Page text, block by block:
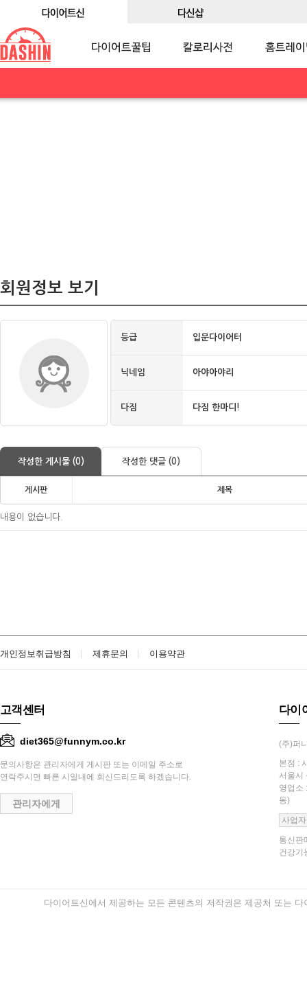
회원정보 보기
등급 입문다이어터
닉네임 아야아야리
다짐 다짐 한마디!
작성한 게시물 (0) 작성한 댓글 (0)
게시판 제목
내용이 없습니다.
개인정보취급방침 제휴문의 이용약관
고객센터
diet365@funnym.co.kr
문의사항은 관리자에게 게시판 또는 이메일 주소로
연락주시면 빠른 시일내에 회신드리도록 하겠습니다.
관리자에게
다이
(주)퍼
본점 :
서울시
영업소
동)
사업
통신판
건강기
다이어트신에서 제공하는 모든 콘텐츠의 저작권은 제공처 또는